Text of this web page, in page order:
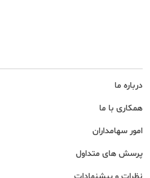
درباره ما
همکاری با ما
امور سهامداران
پرسش های متداول